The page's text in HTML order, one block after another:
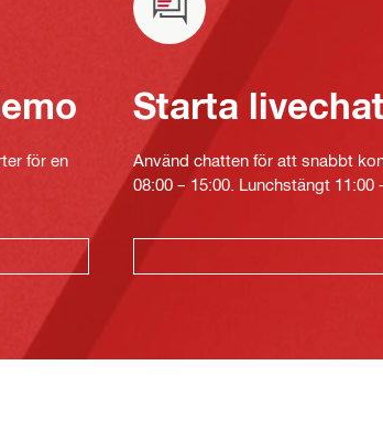
för en
Starta
Använd chatten för att snabbt
08:00 – 15:00. Lunchstängt 11:00